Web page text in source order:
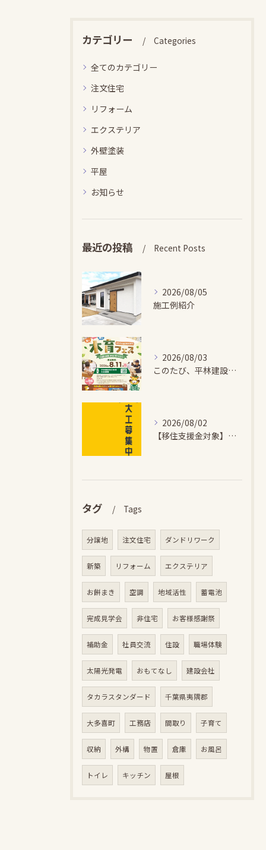
カテゴリー Categories
全てのカテゴリー
注文住宅
リフォーム
エクステリア
外壁塗装
平屋
お知らせ
最近の投稿 Recent Posts
2026/08/05
施工例紹介
2026/08/03
このたび、平林建設では、お子さまが木とふれあい・木について学...
2026/08/02
【移住支援金対象】【未経験歓迎】大多喜町で「見えないところも...
タグ Tags
分譲地 注文住宅 ダンドリワーク
新築 リフォーム エクステリア
お餅まき 空調 地域活性 蓄電池
完成見学会 非住宅 お客様感謝祭
補助金 社員交流 住設 職場体験
太陽光発電 おもてなし 建設会社
タカラスタンダード 千葉県夷隅郡
大多喜町 工務店 間取り 子育て
収納 外構 物置 倉庫 お風呂
トイレ キッチン 屋根